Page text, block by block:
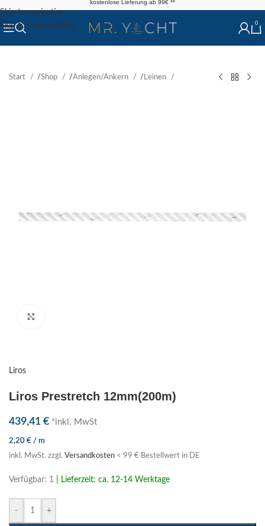
Skip to navigation
Skip to main content
kostenlose Lieferung ab 99€ **
0
Start /Shop /Anlegen/Ankern / Leinen
Liros
Liros Prestretch 12mm(200m)
439,41 € *inkl. MwSt
2,20 € / m
inkl. MwSt. zzgl. Versandkosten < 99 € Bestellwert in DE
Verfügbar: 1 | Lieferzeit: ca. 12-14 Werktage
- +